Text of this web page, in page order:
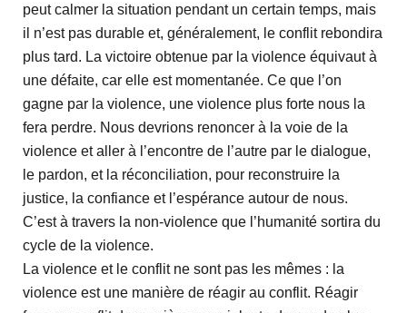
peut calmer la situation pendant un certain temps, mais
il n’est pas durable et, généralement, le conflit rebondira
plus tard. La victoire obtenue par la violence équivaut à
une défaite, car elle est momentanée. Ce que l’on
gagne par la violence, une violence plus forte nous la
fera perdre. Nous devrions renoncer à la voie de la
violence et aller à l’encontre de l’autre par le dialogue,
le pardon, et la réconciliation, pour reconstruire la
justice, la confiance et l’espérance autour de nous.
C’est à travers la non-violence que l’humanité sortira du
cycle de la violence.
La violence et le conflit ne sont pas les mêmes : la
violence est une manière de réagir au conflit. Réagir